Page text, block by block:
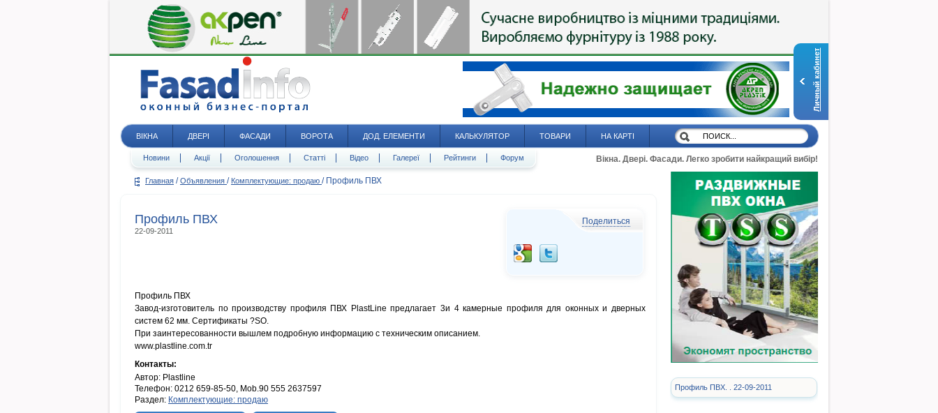
Личный кабинет
ВІКНА ДВЕРІ ФАСАДИ ВОРОТА ДОД. ЕЛЕМЕНТИ КАЛЬКУЛЯТОР ТОВАРИ НА КАРТІ
Новини Акції Оголошення Статті Відео Галереї Рейтинги Форум Вікна. Двері. Фасади. Легко зробити найкращий вибір!
Главная / Объявления / Комплектующие: продаю / Профиль ПВХ
Профиль ПВХ
22-09-2011
Поделиться
Профиль ПВХ
Завод-изготовитель по производству профиля ПВХ PlastLine предлагает 3и 4 камерные профиля для оконных и дверных
систем 62 мм. Сертификаты ?SO.
При заинтересованности вышлем подробную информацию с техническим описанием.
www.plastline.com.tr
Контакты:
Автор: Plastline
Телефон: 0212 659-85-50, Mob.90 555 2637597
Раздел: Комплектующие: продаю
Профиль ПВХ. . 22-09-2011